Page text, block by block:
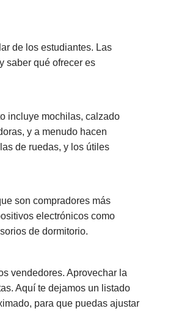
de los estudiantes. Las
saber qué ofrecer es
incluye mochilas, calzado
y a menudo hacen
de ruedas, y los útiles
son compradores más
electrónicos como
de dormitorio.
vendedores. Aprovechar la
Aquí te dejamos un listado
para que puedas ajustar